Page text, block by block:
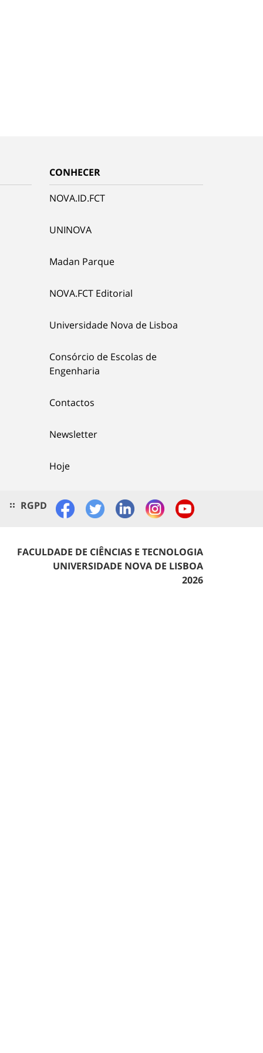
CONHECER
NOVA.ID.FCT
UNINOVA
Madan Parque
NOVA.FCT Editorial
Universidade Nova de Lisboa
Consórcio de Escolas de
Engenharia
Contactos
Newsletter
Hoje
RGPD
FACULDADE DE CIÊNCIAS E TECNOLOGIA
UNIVERSIDADE NOVA DE LISBOA
2026